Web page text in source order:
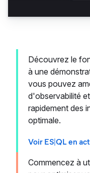
Découvrez le
à une
vous pouvez
d'observabilité
rapidement des
optimale.
Voir ES|QL en
Commencez à